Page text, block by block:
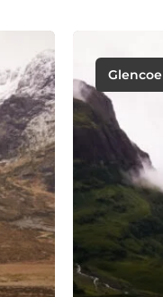
Glencoe